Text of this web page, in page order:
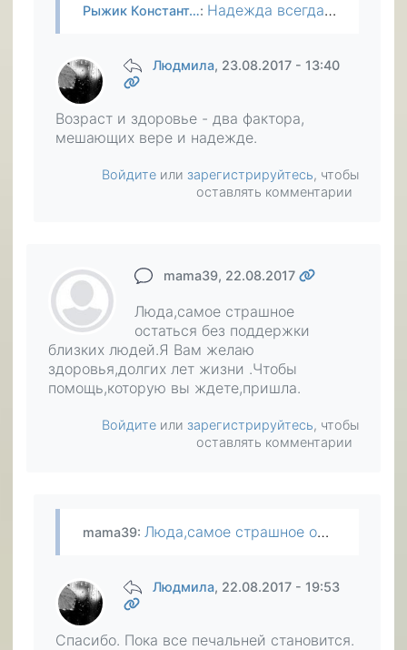
Рыжик Констант…: Надежда всегда живёт в каждом человеке. Просто нужно верить!
Людмила, 23.08.2017 - 13:40
Возраст и здоровье - два фактора,
мешающих вере и надежде.
Войдите или зарегистрируйтесь, чтобы
оставлять комментарии
mama39, 22.08.2017
Люда,самое страшное
остаться без поддержки
близких людей.Я Вам желаю
здоровья,долгих лет жизни .Чтобы
помощь,которую вы ждете,пришла.
Войдите или зарегистрируйтесь, чтобы
оставлять комментарии
mama39: Люда,самое страшное остаться без поддержки близких людей.Я Вам желаю здоровья,долгих лет жизни .Чтобы помощь,которую вы ждете,пришла.
Людмила, 22.08.2017 - 19:53
Спасибо. Пока все печальней становится.